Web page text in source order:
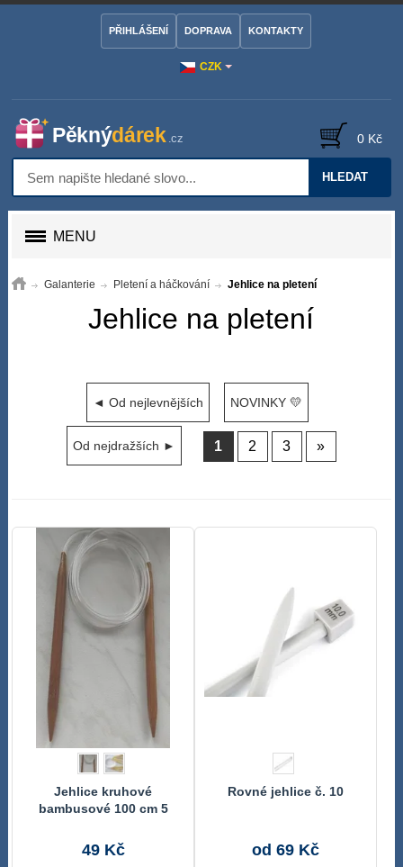
CZK
PŘIHLÁŠENÍ DOPRAVA KONTAKTY
HLEDAT
0 Kč
MENU
Galanterie Pletení a háčkování Jehlice na pletení
Jehlice na pletení
◄ Od nejlevnějších NOVINKY 💛
Od nejdražších ► 1 2 3 »
Jehlice kruhové
bambusové 100 cm 5
49 Kč
Rovné jehlice č. 10
od 69 Kč